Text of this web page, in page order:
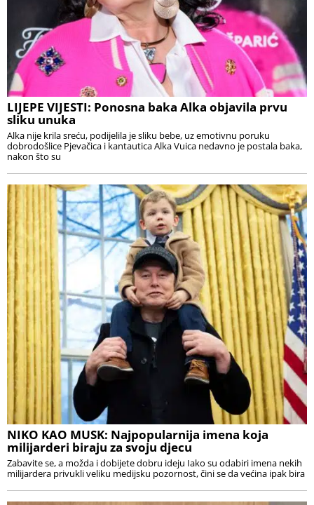
LIJEPE VIJESTI: Ponosna baka Alka objavila prvu
sliku unuka
Alka nije krila sreću, podijelila je sliku bebe, uz emotivnu poruku
dobrodošlice Pjevačica i kantautica Alka Vuica nedavno je postala baka,
nakon što su
NIKO KAO MUSK: Najpopularnija imena koja
milijarderi biraju za svoju djecu
Zabavite se, a možda i dobijete dobru ideju Iako su odabiri imena nekih
milijardera privukli veliku medijsku pozornost, čini se da većina ipak bira